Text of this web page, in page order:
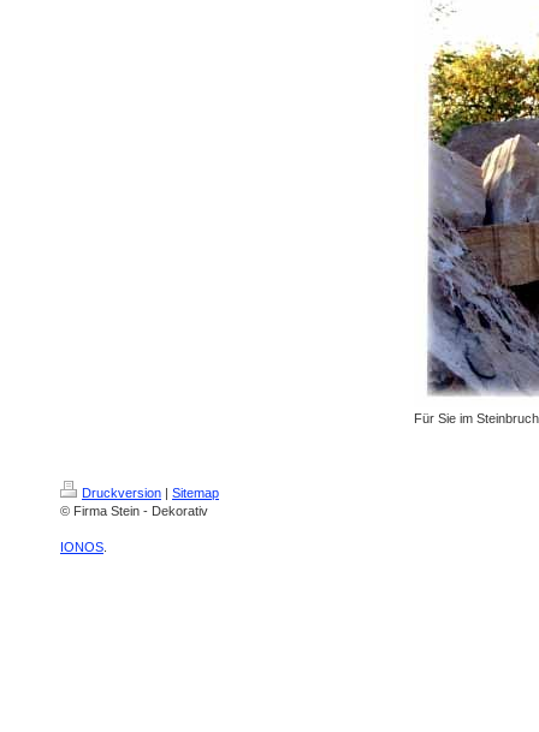
Für Sie im
Druckversion | Sitemap
© Firma Stein - Dekorativ
IONOS